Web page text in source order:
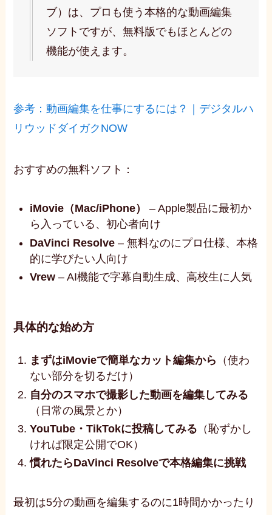
ブ）は、プロも使う本格的な動画編集
ソフトですが、無料版でもほとんどの
機能が使えます。
参考：動画編集を仕事にするには？｜デジタルハ
リウッドダイガクNOW
おすすめの無料ソフト：
iMovie（Mac/iPhone）
– Apple製品に最初か
ら入っている、初心者向け
DaVinci Resolve – 無料なのにプロ仕様、本格
的に学びたい人向け
Vrew – AI機能で字幕自動生成、高校生に人気
具体的な始め方
まずはiMovieで簡単なカット編集から
（使わ
ない部分を切るだけ）
自分のスマホで撮影した動画を編集してみる
（日常の風景とか）
YouTube・TikTokに投稿してみる （恥ずかし
ければ限定公開でOK）
慣れたらDaVinci Resolveで本格編集に挑戦
最初は5分の動画を編集するのに1時間かかったり